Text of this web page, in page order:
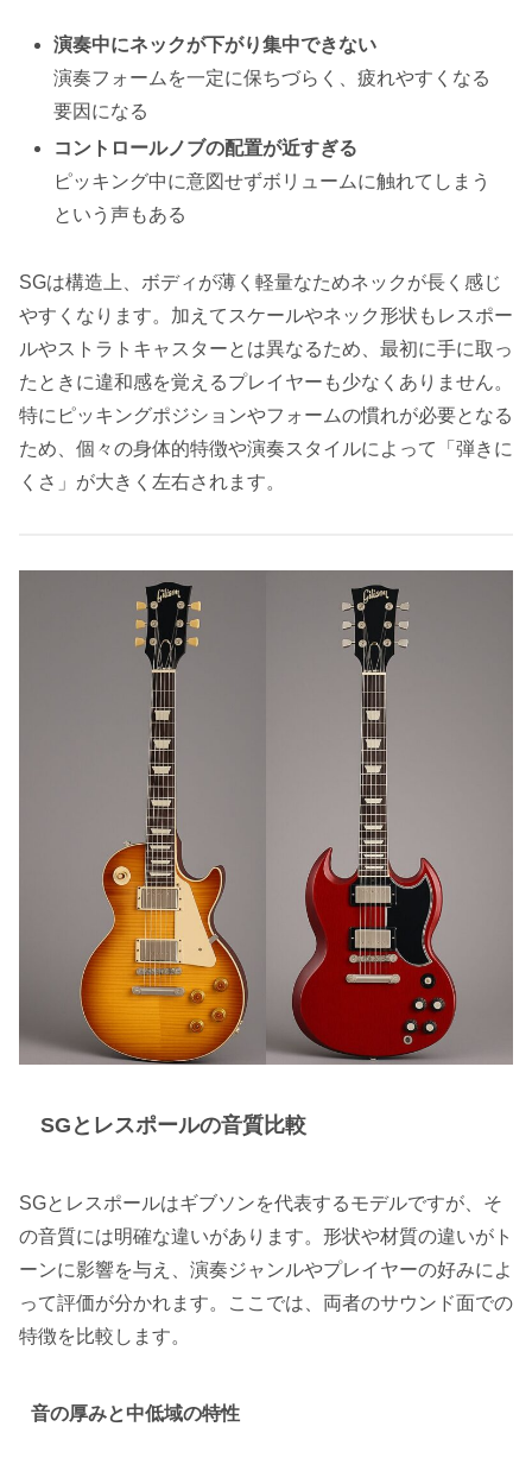
演奏中にネックが下がり集中できない
演奏フォームを一定に保ちづらく、疲れやすくなる
要因になる
コントロールノブの配置が近すぎる
ピッキング中に意図せずボリュームに触れてしまう
という声もある
SGは構造上、ボディが薄く軽量なためネックが長く感じ
やすくなります。加えてスケールやネック形状もレスポー
ルやストラトキャスターとは異なるため、最初に手に取っ
たときに違和感を覚えるプレイヤーも少なくありません。
特にピッキングポジションやフォームの慣れが必要となる
ため、個々の身体的特徴や演奏スタイルによって「弾きに
くさ」が大きく左右されます。
SGとレスポールの音質比較
SGとレスポールはギブソンを代表するモデルですが、そ
の音質には明確な違いがあります。形状や材質の違いがト
ーンに影響を与え、演奏ジャンルやプレイヤーの好みによ
って評価が分かれます。ここでは、両者のサウンド面での
特徴を比較します。
音の厚みと中低域の特性